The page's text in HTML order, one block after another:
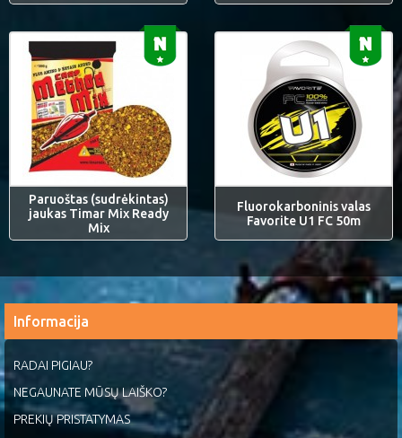
Paruoštas (sudrėkintas)
jaukas Timar Mix Ready
Mix
Fluorokarboninis valas
Favorite U1 FC 50m
Informacija
RADAI PIGIAU?
NEGAUNATE MŪSŲ LAIŠKO?
PREKIŲ PRISTATYMAS